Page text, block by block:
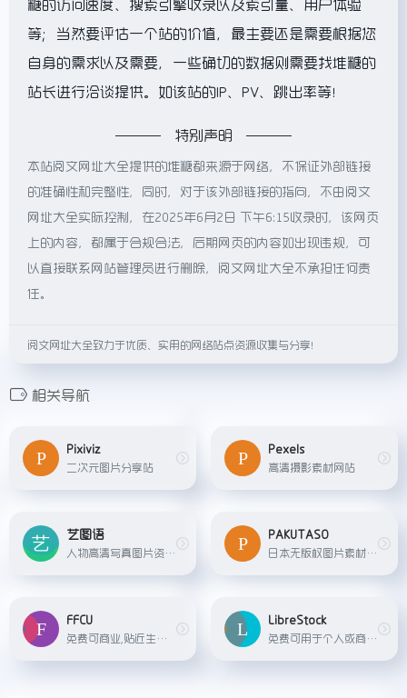
糖的访问速度、搜索引擎收录以及索引量、用户体验
等；当然要评估一个站的价值，最主要还是需要根据您
自身的需求以及需要，一些确切的数据则需要找堆糖的
站长进行洽谈提供。如该站的IP、PV、跳出率等！
特别声明
本站阅文网址大全提供的堆糖都来源于网络，不保证外部链接
的准确性和完整性，同时，对于该外部链接的指向，不由阅文
网址大全实际控制，在2025年6月2日 下午6:15收录时，该网页
上的内容，都属于合规合法，后期网页的内容如出现违规，可
以直接联系网站管理员进行删除，阅文网址大全不承担任何责
任。
阅文网址大全致力于优质、实用的网络站点资源收集与分享！
相关导航
Pixiviz
二次元图片分享站
Pexels
高清摄影素材网站
艺图语
人物高清写真图片资源网站
PAKUTASO
日本无版权图片素材网站，多个主题分类搜索，和前面介绍的欧美风不同，此网站更适合亚洲人的审美，能感受到日系浪漫和风采。
FFCU
免费可商业,贴近生活的创意图片库
LibreStock
免费可用于个人或商业用途的图片素材网站